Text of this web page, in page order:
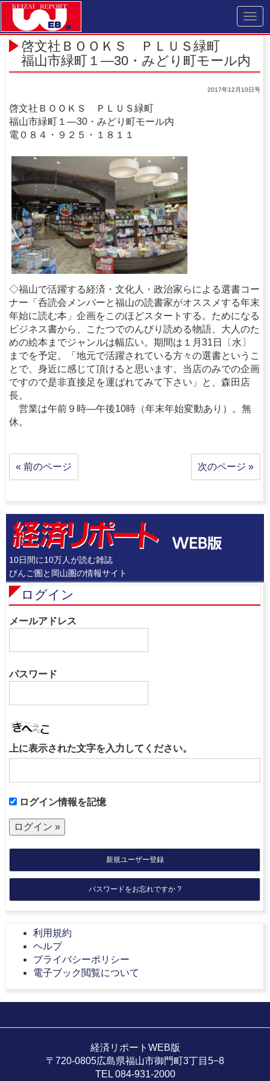
啓文社ＢＯＯＫＳ ＰＬＵＳ緑町
福山市緑町１―30・みどり町モール内
2017年12月10日号
啓文社ＢＯＯＫＳ ＰＬＵＳ緑町
福山市緑町１―30・みどり町モール内
電０８４・９２５・１８１１
◇福山で活躍する経済・文化人・政治家らによる選書コー
ナー「呑読会メンバーと福山の読書家がオススメする年末
年始に読む本」企画をこのほどスタートする。ためになる
ビジネス書から、こたつでのんびり読める物語、大人のた
めの絵本までジャンルは幅広い。期間は１月31日〔水〕
までを予定。「地元で活躍されている方々の選書というこ
とで、身近に感じて頂けると思います。当店のみでの企画
ですので是非直接足を運ばれてみて下さい」と、森田店
長。
営業は午前９時―午後10時（年末年始変動あり）。無
休。
« 前のページ 次のページ »
10日間に10万人が読む雑誌
びんご圏と岡山圏の情報サイト
ログイン
メールアドレス
パスワード
上に表示された文字を入力してください。
ログイン情報を記憶
新規ユーザー登録
パスワードをお忘れですか ?
利用規約
ヘルプ
プライバシーポリシー
電子ブック閲覧について
経済リポートWEB版
〒720-0805広島県福山市御門町3丁目5−8
TEL 084-931-2000